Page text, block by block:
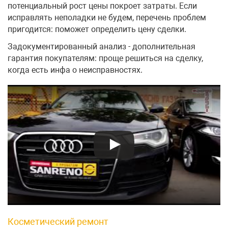
потенциальный рост цены покроет затраты. Если
исправлять неполадки не будем, перечень проблем
пригодится: поможет определить цену сделки.
Задокументированный анализ - дополнительная
гарантия покупателям: проще решиться на сделку,
когда есть инфа о неисправностях.
Косметический ремонт